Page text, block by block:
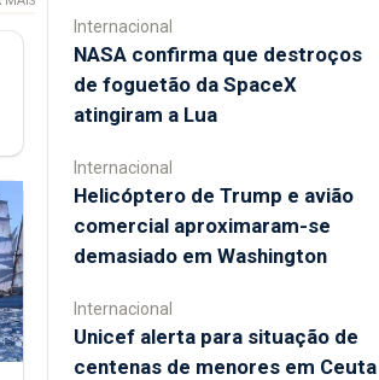
Internacional
NASA confirma que destroços
de foguetão da SpaceX
atingiram a Lua
Internacional
Helicóptero de Trump e avião
comercial aproximaram-se
demasiado em Washington
Internacional
Unicef alerta para situação de
centenas de menores em Ceuta